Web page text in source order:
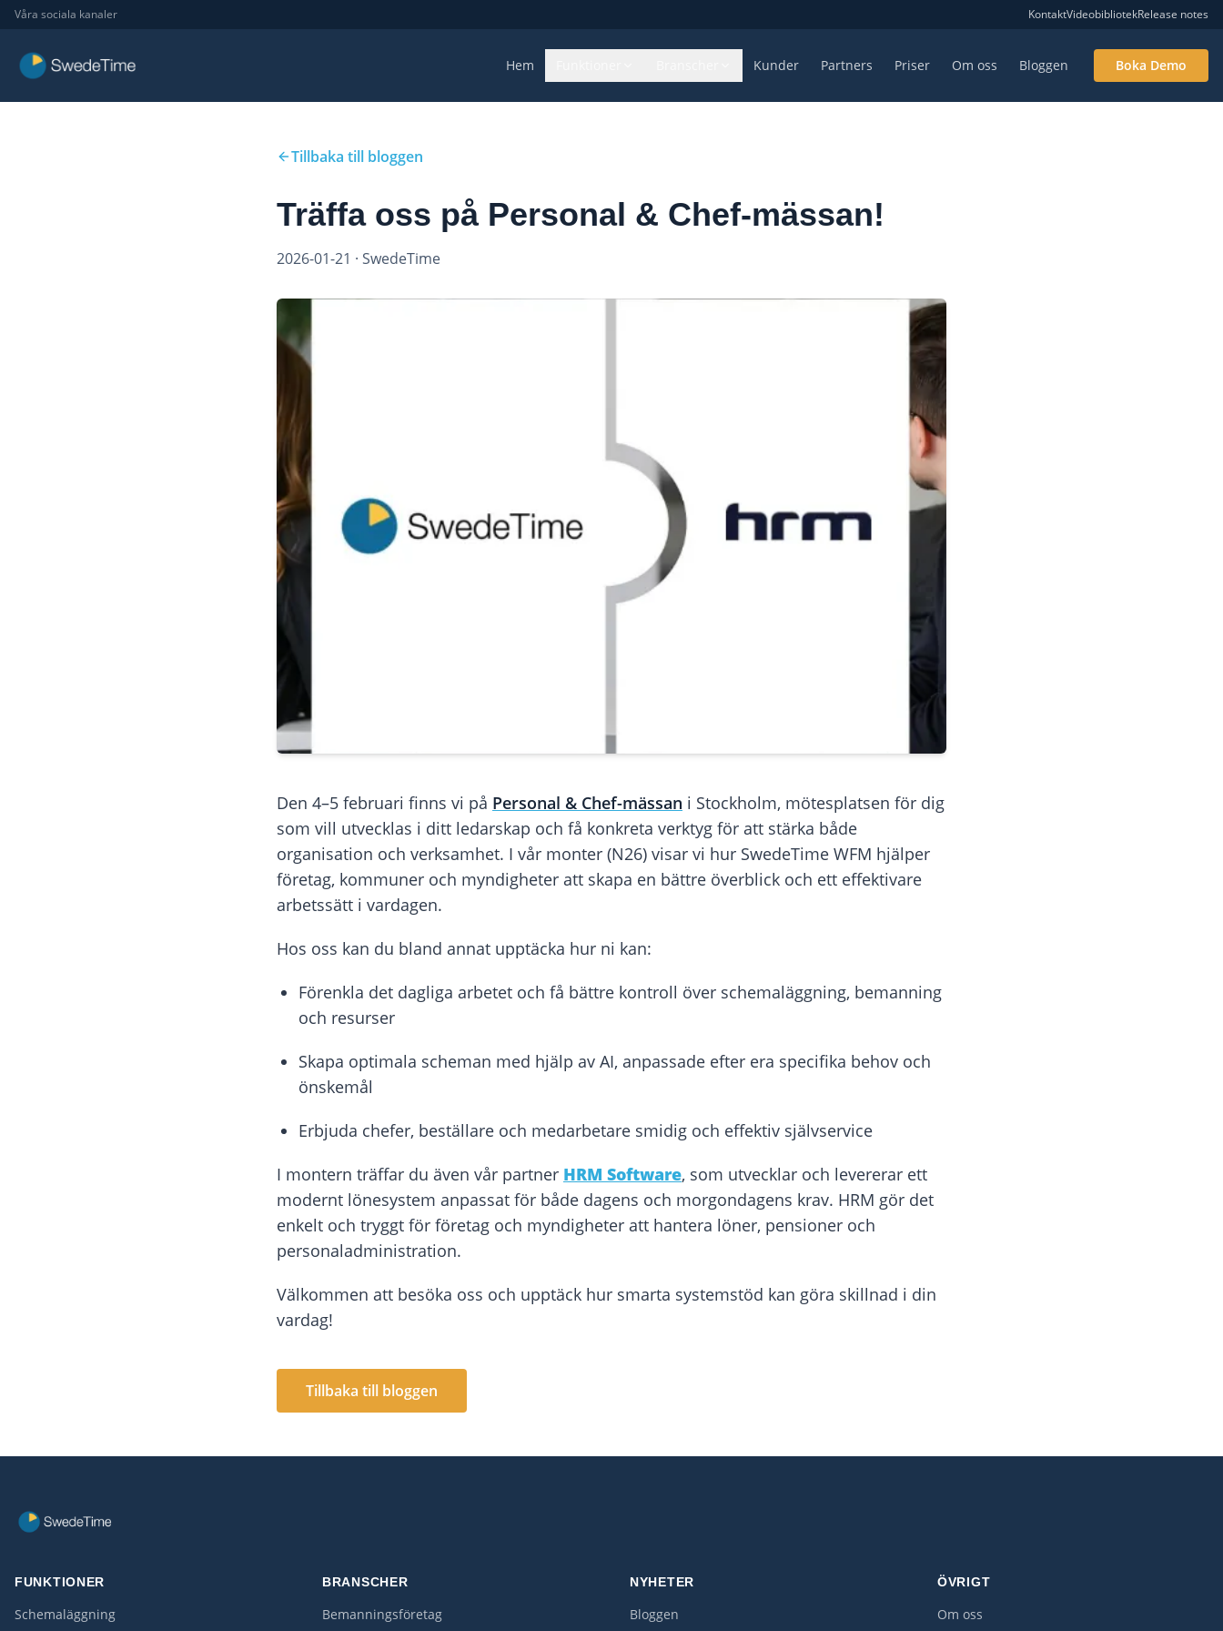
Våra sociala kanaler KontaktVideobibliotekRelease notes
Hem Kunder Partners Priser Om oss Bloggen Boka Demo
Tillbaka till bloggen
Träffa oss på Personal & Chef-mässan!
2026-01-21 · SwedeTime
Den 4–5 februari finns vi på Personal & Chef-mässan i Stockholm, mötesplatsen för dig
som vill utvecklas i ditt ledarskap och få konkreta verktyg för att stärka både
organisation och verksamhet. I vår monter (N26) visar vi hur SwedeTime WFM hjälper
företag, kommuner och myndigheter att skapa en bättre överblick och ett effektivare
arbetssätt i vardagen.
Hos oss kan du bland annat upptäcka hur ni kan:
Förenkla det dagliga arbetet och få bättre kontroll över schemaläggning, bemanning
och resurser
Skapa optimala scheman med hjälp av AI, anpassade efter era specifika behov och
önskemål
Erbjuda chefer, beställare och medarbetare smidig och effektiv självservice
I montern träffar du även vår partner HRM Software, som utvecklar och levererar ett
modernt lönesystem anpassat för både dagens och morgondagens krav. HRM gör det
enkelt och tryggt för företag och myndigheter att hantera löner, pensioner och
personaladministration.
Välkommen att besöka oss och upptäck hur smarta systemstöd kan göra skillnad i din
vardag!
Tillbaka till bloggen
FUNKTIONER
Schemaläggning
BRANSCHER
Bemanningsföretag
NYHETER
Bloggen
ÖVRIGT
Om oss